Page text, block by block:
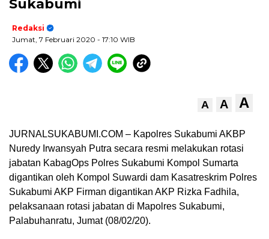
Sukabumi
Redaksi
Jumat, 7 Februari 2020 - 17:10 WIB
A A A
JURNALSUKABUMI.COM – Kapolres Sukabumi AKBP
Nuredy Irwansyah Putra secara resmi melakukan rotasi
jabatan KabagOps Polres Sukabumi Kompol Sumarta
digantikan oleh Kompol Suwardi dam Kasatreskrim Polres
Sukabumi AKP Firman digantikan AKP Rizka Fadhila,
pelaksanaan rotasi jabatan di Mapolres Sukabumi,
Palabuhanratu, Jumat (08/02/20).